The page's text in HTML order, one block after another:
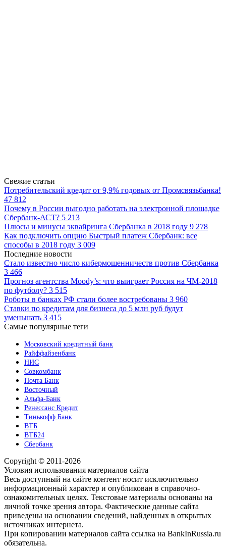
Свежие статьи
Потребительский кредит от 9,9% годовых от Промсвязьбанка!
47 812
Почему в России выгодно работать на электронной площадке
Сбербанк-АСТ? 5 213
Плюсы и минусы эквайринга Сбербанка в 2018 году 9 278
Как подключить опцию Быстрый платеж Сбербанк: все
способы в 2018 году 3 009
Последние новости
Стало известно число кибермошенничеств против Сбербанка
3 466
Прогноз агентства Moody’s: что выиграет Россия на ЧМ-2018
по футболу? 3 515
Роботы в банках РФ стали более востребованы 3 960
Ставки по кредитам для бизнеса до 5 млн руб будут
уменьшать 3 415
Самые популярные теги
Московский кредитный банк
Райффайзенбанк
НИС
Совкомбанк
Почта Банк
Восточный
Альфа-Банк
Ренессанс Кредит
Тинькофф Банк
ВТБ
ВТБ24
Сбербанк
Copyright © 2011-2026
Условия использования материалов сайта
Весь доступный на сайте контент носит исключительно
информационный характер и опубликован в справочно-
ознакомительных целях. Текстовые материалы основаны на
личной точке зрения автора. Фактические данные сайта
приведены на основании сведений, найденных в открытых
источниках интернета.
При копировании материалов сайта ссылка на BankInRussia.ru
обязательна.